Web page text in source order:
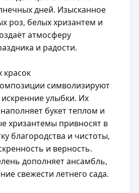
дней. Изысканное
роз, белых хризантем и
атмосферу
и радости.
красок
символизируют
искренние улыбки. Их
букет теплом и
хризантемы привносят в
благородства и чистоты,
и верность.
дополняет ансамбль,
свежести летнего сада.